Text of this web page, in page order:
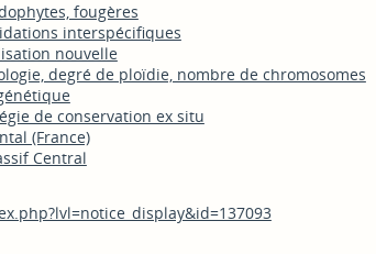
fougères
interspécifiques
nouvelle
degré de ploïdie, nombre de chromosomes
de conservation ex situ
(France)
Central